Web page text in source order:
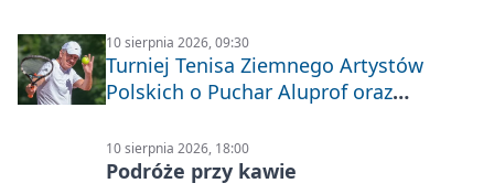
10 sierpnia 2026, 09:30
Turniej Tenisa Ziemnego Artystów
Polskich o Puchar Aluprof oraz
Puchar Prezydenta Miasta Bielska-
Białej
10 sierpnia 2026, 18:00
Podróże przy kawie